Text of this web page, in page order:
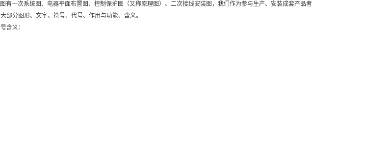
有一次系统图、电器平面布置图、控制保护图（又称原理图）、二次接线安装图，我们作为参与生产、安装成套产品者
部分图形、文字、符号、代号、作用与功能、含义。
含义：